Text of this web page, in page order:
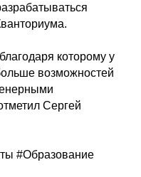
которому у
возможностей
Сергей
#Образование